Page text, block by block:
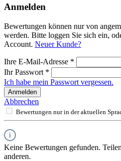
Anmelden
Bewertungen können nur von
werden. Bitte loggen Sie sich ein,
Account. Neuer Kunde?
Ihre E-Mail-Adresse *
Ihr Passwort *
Ich habe mein Passwort vergessen.
Anmelden
Abbrechen
Bewertungen nur in der aktuellen
Keine Bewertungen gefunden.
anderen.